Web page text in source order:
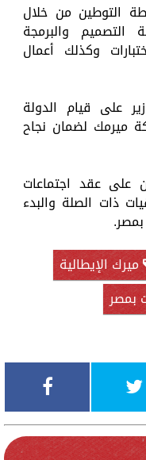
التوطين من خلال
والبرمجة
وكذلك أعمال
على قيام الدولة
ميرمك لضمان نجاح
على عقد اجتماعات
ذات الصلة والبدء
ميرك الإيطالية
بمصر